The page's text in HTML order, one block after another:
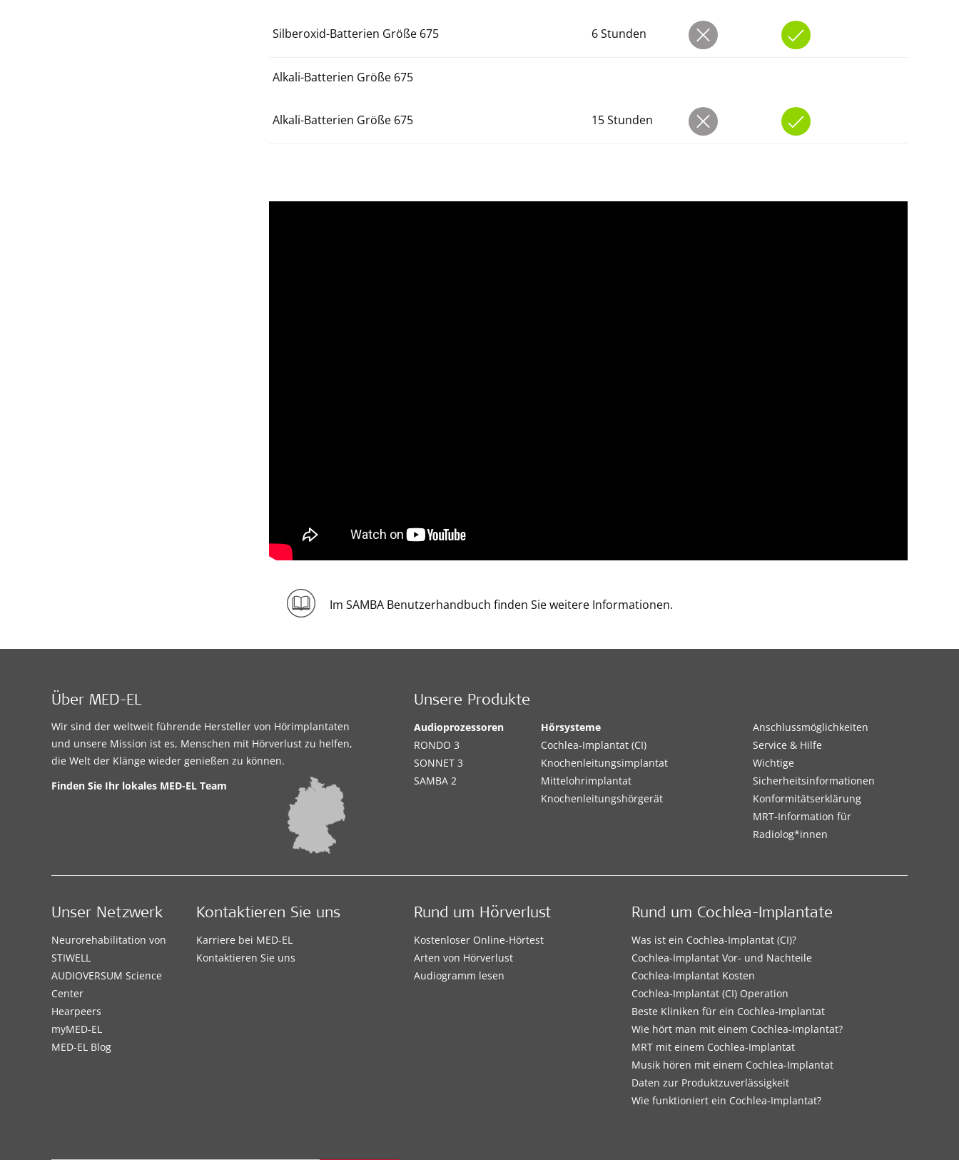
Silberoxid-Batterien Größe 675 6 Stunden
Alkali-Batterien Größe 675
Alkali-Batterien Größe 675 15 Stunden
Im SAMBA Benutzerhandbuch finden Sie weitere Informationen.
Über MED-EL
Wir sind der weltweit führende Hersteller von Hörimplantaten
und unsere Mission ist es, Menschen mit Hörverlust zu helfen,
die Welt der Klänge wieder genießen zu können.
Finden Sie Ihr lokales MED-EL Team
Unsere Produkte
Audioprozessoren
RONDO 3
SONNET 3
SAMBA 2
Hörsysteme
Cochlea-Implantat (CI)
Knochenleitungsimplantat
Mittelohrimplantat
Knochenleitungshörgerät
Anschlussmöglichkeiten
Service & Hilfe
Wichtige
Sicherheitsinformationen
Konformitätserklärung
MRT-Information für
Radiolog*innen
Rund um Hörverlust
Kostenloser Online-Hörtest
Arten von Hörverlust
Audiogramm lesen
Rund um Cochlea-Implantate
Was ist ein Cochlea-Implantat (CI)?
Cochlea-Implantat Vor- und Nachteile
Cochlea-Implantat Kosten
Cochlea-Implantat (CI) Operation
Beste Kliniken für ein Cochlea-Implantat
Wie hört man mit einem Cochlea-Implantat?
MRT mit einem Cochlea-Implantat
Musik hören mit einem Cochlea-Implantat
Daten zur Produktzuverlässigkeit
Wie funktioniert ein Cochlea-Implantat?
Unser Netzwerk
Neurorehabilitation von
STIWELL
AUDIOVERSUM Science
Center
Hearpeers
myMED‑EL
MED-EL Blog
Kontaktieren Sie uns
Karriere bei MED-EL
Kontaktieren Sie uns